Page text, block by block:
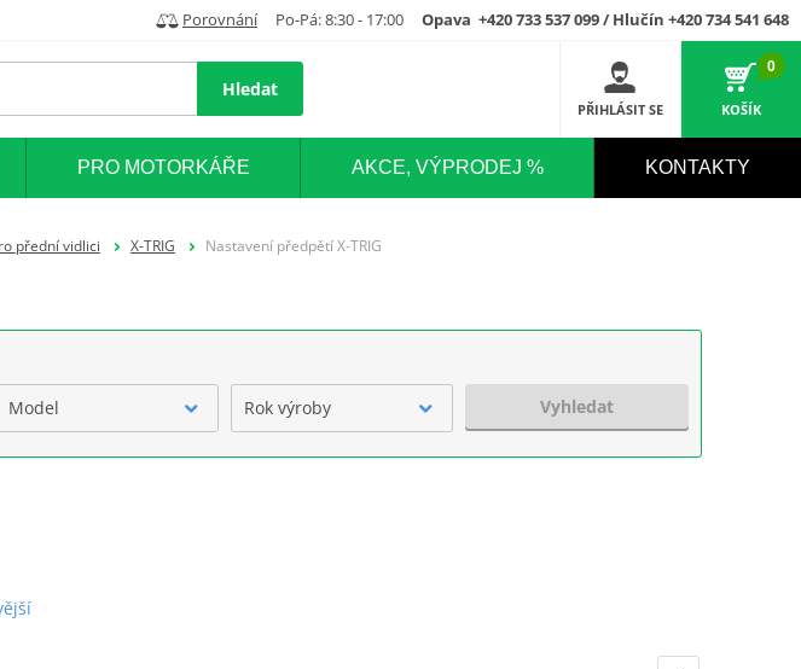
Porovnání Po-Pá: 8:30 - 17:00 Opava +420 733 537 099 / Hlučín +420 734 541 648
Hledat
PŘIHLÁSIT SE
0
KOŠÍK
PRO MOTORKÁŘE AKCE, VÝPRODEJ % KONTAKTY
přední vidlici X-TRIG Nastavení předpětí X-TRIG
Model Rok výroby Vyhledat